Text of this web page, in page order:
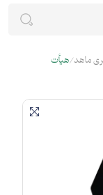
ماهد هیأت